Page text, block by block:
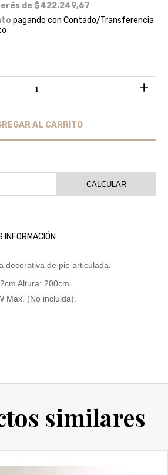
de $422.249,67
pagando con Contado/Transferencia
CALCULAR
INFORMACIÓN
decorativa de pie articulada.
Altura: 200cm.
Max. (No incluida).
similares